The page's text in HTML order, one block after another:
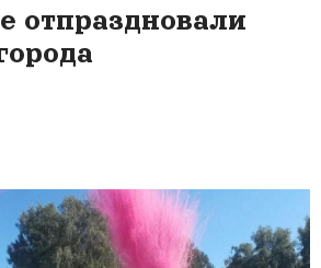
отпраздновали